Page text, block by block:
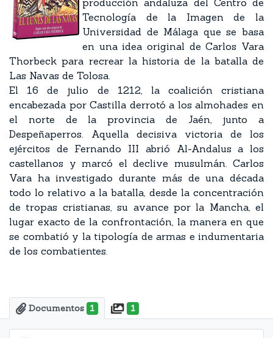
producción andaluza del Centro de
Tecnología de la Imagen de la
Universidad de Málaga que se basa
en una idea original de Carlos Vara
Thorbeck para recrear la historia de la batalla de
Las Navas de Tolosa.
El 16 de julio de 1212, la coalición cristiana
encabezada por Castilla derrotó a los almohades en
el norte de la provincia de Jaén, junto a
Despeñaperros. Aquella decisiva victoria de los
ejércitos de Fernando III abrió Al-Andalus a los
castellanos y marcó el declive musulmán. Carlos
Vara ha investigado durante más de una década
todo lo relativo a la batalla, desde la concentración
de tropas cristianas, su avance por la Mancha, el
lugar exacto de la confrontación, la manera en que
se combatió y la tipología de armas e indumentaria
de los combatientes.
Documentos 1 1